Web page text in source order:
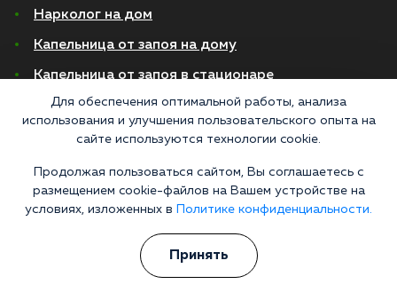
Нарколог на дом
Капельница от запоя на дому
Капельница от запоя в стационаре
Капельница от похмелья
Детоксикация
Экстренное вытрезвление
Лечение алкоголизма в стационаре
Для обеспечения оптимальной работы, анализа
использования и улучшения пользовательского опыта на
сайте используются технологии cookie.
Продолжая пользоваться сайтом, Вы соглашаетесь с
размещением cookie-файлов на Вашем устройстве на
условиях, изложенных в
Политике конфиденциальности.
Принять